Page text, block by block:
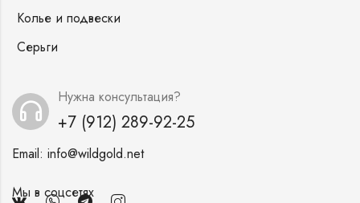
Колье и подвески
Серьги
Нужна консультация?
+7 (912) 289-92-25
Email: info@wildgold.net
Мы в соцсетях